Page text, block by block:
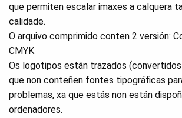
que permiten escalar imaxes a calquera
calidade.
O arquivo comprimido conten 2 versión:
CMYK
Os logotipos están trazados
que non conteñen fontes tipográficas
problemas, xa que estás non están
ordenadores.